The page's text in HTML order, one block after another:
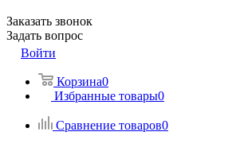
Заказать звонок
Задать вопрос
Войти
Корзина0
Избранные товары0
Сравнение товаров0